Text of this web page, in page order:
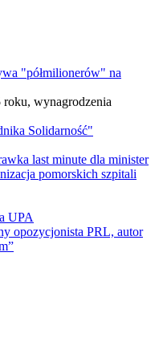
"półmilionerów" na
wynagrodzenia
Solidarność"
last minute dla minister
pomorskich szpitali
UPA
opozycjonista PRL, autor